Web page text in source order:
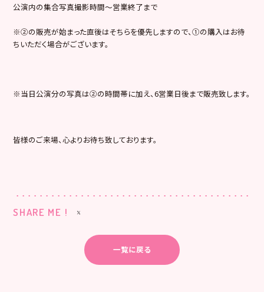
公演内の集合写真撮影時間～営業終了まで
※②の販売が始まった直後はそちらを優先しますので、①の購入はお待
ちいただく場合がございます。
※当日公演分の写真は②の時間帯に加え、6営業日後まで販売致します。
皆様のご来場、心よりお待ち致しております。
SHARE ME !
一覧に戻る